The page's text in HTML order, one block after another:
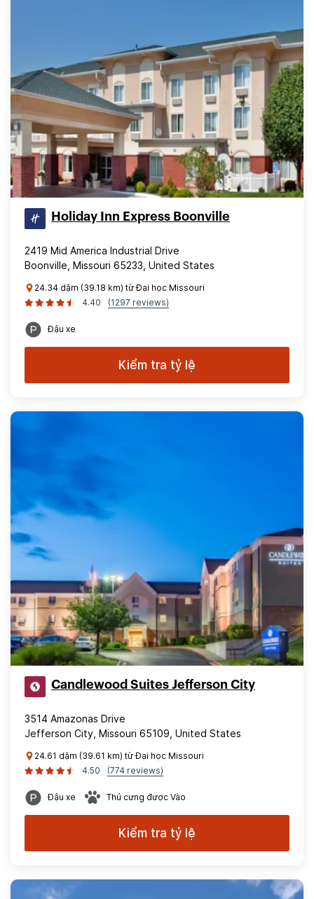
Holiday Inn Express Boonville
2419 Mid America Industrial Drive
Boonville, Missouri 65233, United States
24.34 dặm (39.18 km) từ Đại học Missouri
4.40
(1297 reviews)
Đậu xe
Kiểm tra tỷ lệ
Candlewood Suites Jefferson City
3514 Amazonas Drive
Jefferson City, Missouri 65109, United States
24.61 dặm (39.61 km) từ Đại học Missouri
4.50
(774 reviews)
Đậu xe Thú cưng được Vào
Kiểm tra tỷ lệ